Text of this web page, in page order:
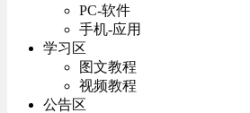
PC-软件
手机-应用
学习区
图文教程
视频教程
公告区